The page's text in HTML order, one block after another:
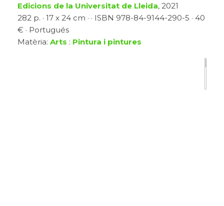
Edicions de la Universitat de Lleida, 2021
282 p. · 17 x 24 cm · · ISBN 978-84-9144-290-5 · 40
€ · Portugués
Matèria: Arts : Pintura i pintures